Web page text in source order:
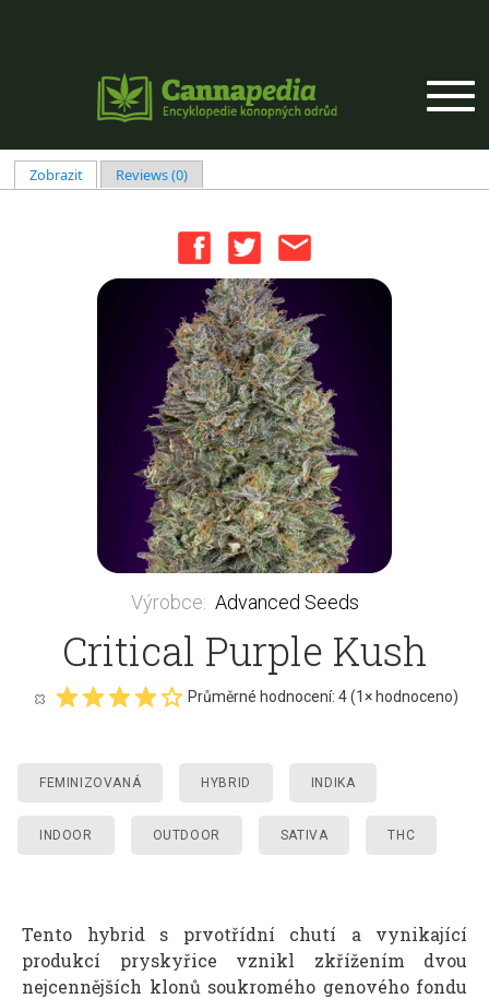
Hlavní záložky
Zobrazit(aktivní záložka)
Reviews (0)
Výrobce: Advanced Seeds
Critical Purple Kush
Průměrné hodnocení: 4(1× hodnoceno)
FEMINIZOVANÁ HYBRID INDIKA
INDOOR OUTDOOR SATIVA THC
Tento hybrid s prvotřídní chutí a vynikající
produkcí pryskyřice vznikl zkřížením dvou
nejcennějších klonů soukromého genového fondu